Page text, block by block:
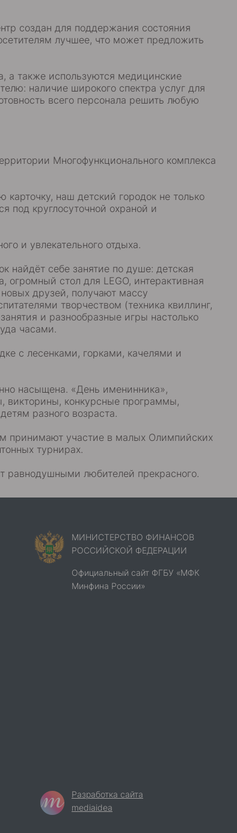
создан для поддержания состояния
лучшее, что может предложить
а также используются медицинские
наличие широкого спектра услуг для
всего персонала решить любую
Многофункционального комплекса
наш детский городок не только
под круглосуточной охраной и
и увлекательного отдыха.
найдёт себе занятие по душе: детская
огромный стол для LEGO, интерактивная
друзей, получают массу
творчеством (техника квиллинг,
и разнообразные игры настолько
часами.
с лесенками, горками, качелями и
насыщена. «День именинника»,
викторины, конкурсные программы,
разного возраста.
принимают участие в малых Олимпийских
турнирах.
равнодушными любителей прекрасного.
МИНИСТЕРСТВО ФИНАНСОВ
РОССИЙСКОЙ ФЕДЕРАЦИИ
Официальный сайт ФГБУ «МФК
Минфина России»
Разработка сайта
mediaidea